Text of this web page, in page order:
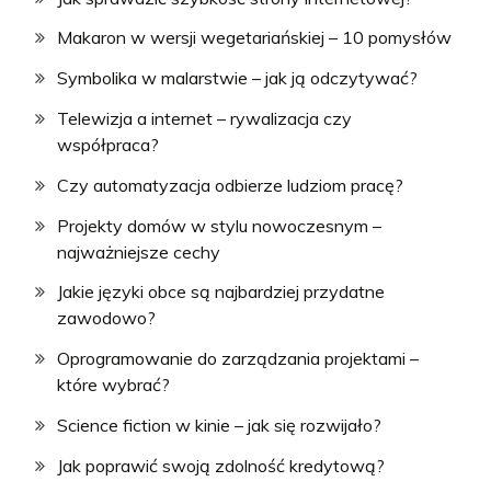
Makaron w wersji wegetariańskiej – 10 pomysłów
Symbolika w malarstwie – jak ją odczytywać?
Telewizja a internet – rywalizacja czy
współpraca?
Czy automatyzacja odbierze ludziom pracę?
Projekty domów w stylu nowoczesnym –
najważniejsze cechy
Jakie języki obce są najbardziej przydatne
zawodowo?
Oprogramowanie do zarządzania projektami –
które wybrać?
Science fiction w kinie – jak się rozwijało?
Jak poprawić swoją zdolność kredytową?